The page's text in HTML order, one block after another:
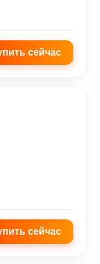
сейчас
сейчас